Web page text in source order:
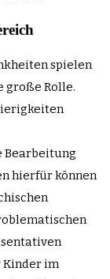
spielen
große Rolle.
Bearbeitung
hierfür können
Kinder im